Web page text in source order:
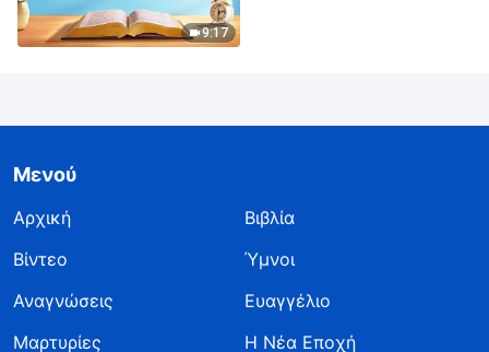
9:17
Μενού
Αρχική
Βιβλία
Βίντεο
Ύμνοι
Αναγνώσεις
Ευαγγέλιο
Μαρτυρίες
Η Νέα Εποχή